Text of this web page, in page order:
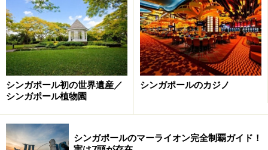
シンガポール初の世界遺産／
シンガポール植物園
シンガポールのカジノ
シンガポールのマーライオン完全制覇ガイド！